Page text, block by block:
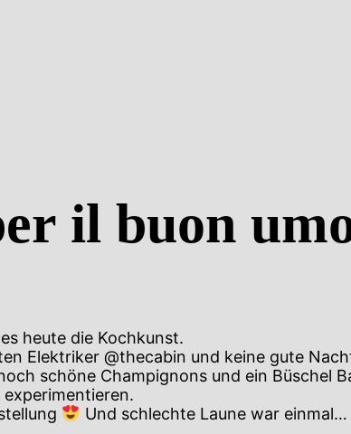
il buon
heute die Kochkunst.
Elektriker @thecabin und keine gute
schöne Champignons und ein Büschel
Und schlechte Laune war einmal…